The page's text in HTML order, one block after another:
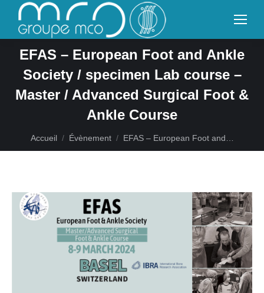
EFAS – European Foot and Ankle
Society / specimen Lab course –
Master / Advanced Surgical Foot &
Ankle Course
Vous êtes ici :
Accueil Évènement EFAS – European Foot and…